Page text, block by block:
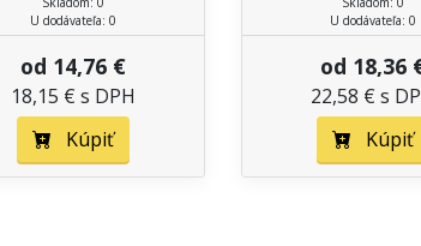
U dodávateľa: 0
od 14,76 €
18,15 € s DPH
Kúpiť
U dodávateľa: 0
od 18,36
22,58 € s
Kúpiť